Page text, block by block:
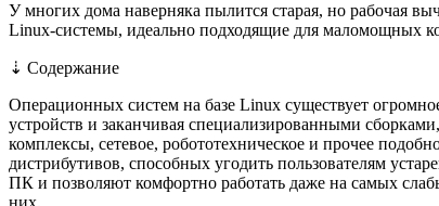
У многих дома наверняка пылится старая, но рабочая
Linux-системы, идеально подходящие для маломощных
⇣ Содержание
Операционных систем на базе Linux существует
устройств и заканчивая специализированными
комплексы, сетевое, робототехническое и прочее
дистрибутивов, способных угодить пользователям
ПК и позволяют комфортно работать даже на самых
них.